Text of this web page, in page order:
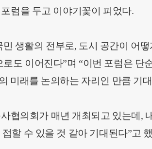
럼을 두고 이야기꽃이 피었다.
생활의 전부로, 도시 공간이 어
도 이어진다”며 “이번 포럼은 단
미래를 논의하는 자리인 만큼 기
협의회가 매년 개최되고 있는데,
할 수 있을 것 같아 기대된다”고